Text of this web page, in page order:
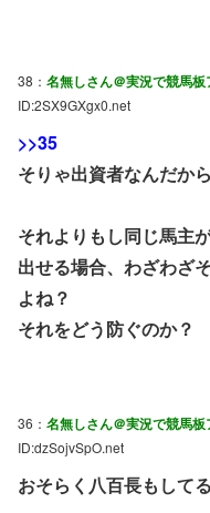
38： 名無しさん＠実況で競馬板
ID:2SX9GXgx0.net
>>35
そりゃ出資者なんだか
それよりもし同じ馬主
出せる場合、わざわざ
よね？
それをどう防ぐのか？
36： 名無しさん＠実況で競馬板
ID:dzSojvSpO.net
おそらく八百長もして